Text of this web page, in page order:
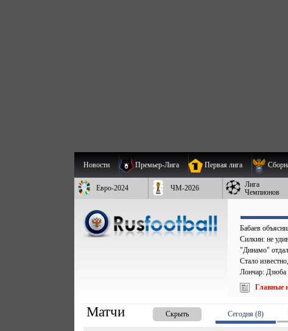
Новости Премьер-Лига Первая лига
Евро-2024 ЧМ-2026
Лига
Чемпионов
Бабаев
Силкин: не
"Динамо"
Стало
Лончар: Дзюба
Главные
Матчи Скрыть Сегодня (8)